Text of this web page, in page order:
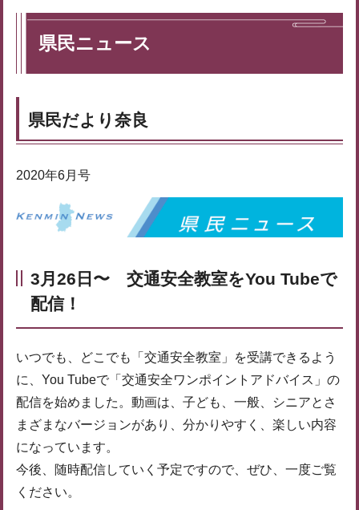
県民ニュース
県民だより奈良
2020年6月号
3月26日〜 交通安全教室をYou Tubeで
配信！
いつでも、どこでも「交通安全教室」を受講できるよう
に、You Tubeで「交通安全ワンポイントアドバイス」の
配信を始めました。動画は、子ども、一般、シニアとさ
まざまなバージョンがあり、分かりやすく、楽しい内容
になっています。
今後、随時配信していく予定ですので、ぜひ、一度ご覧
ください。